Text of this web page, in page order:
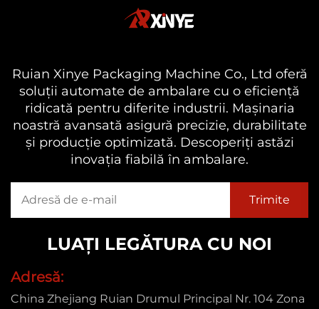
Ruian Xinye Packaging Machine Co., Ltd oferă
soluții automate de ambalare cu o eficiență
ridicată pentru diferite industrii. Mașinaria
noastră avansată asigură precizie, durabilitate
și producție optimizată. Descoperiți astăzi
inovația fiabilă în ambalare.
LUAȚI LEGĂTURA CU NOI
Adresă:
China Zhejiang Ruian Drumul Principal Nr. 104 Zona